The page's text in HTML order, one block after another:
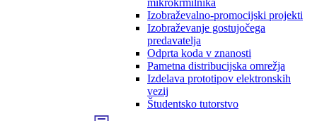
mikrokrmilnika
Izobraževalno-promocijski projekti
Izobraževanje gostujočega
predavatelja
Odprta koda v znanosti
Pametna distribucijska omrežja
Izdelava prototipov elektronskih
vezij
Študentsko tutorstvo